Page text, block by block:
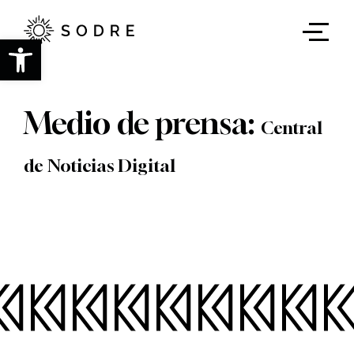
Abrir barra de herramientas
contenido
principal
Medio de prensa: Central
de Noticias Digital